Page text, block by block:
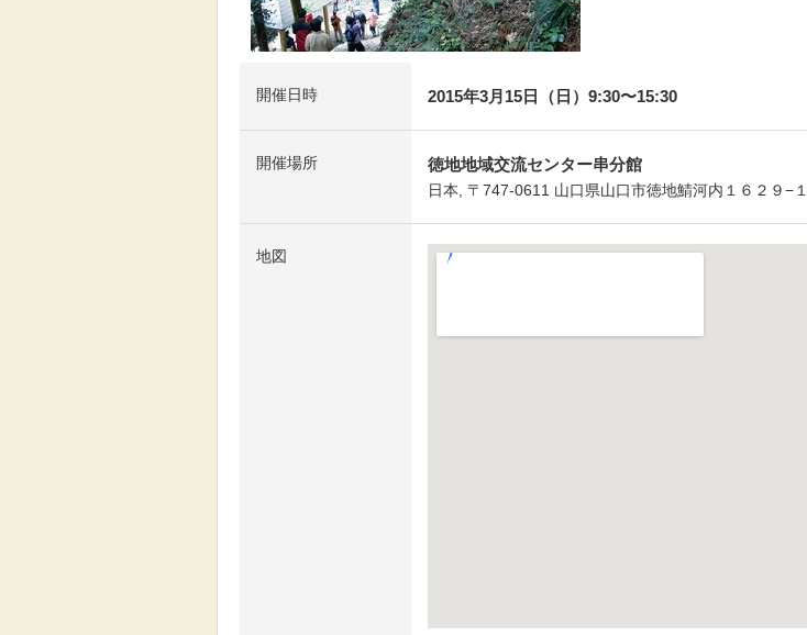
開催日時 2015年3月15日（日）9:30〜15:30
開催場所 徳地地域交流センター串分館
日本, 〒747-0611 山口県山口市徳地鯖河内１６２９−１
地図